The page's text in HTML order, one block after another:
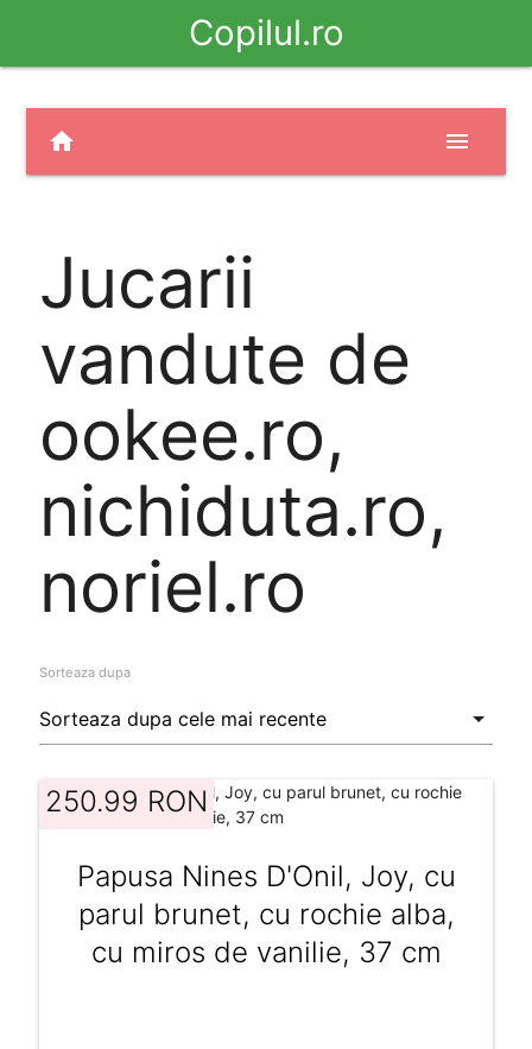
Copilul.ro
home menu
Jucarii
vandute de
ookee.ro,
nichiduta.ro,
noriel.ro
Sorteaza dupa
250.99 RON
Papusa Nines D'Onil, Joy, cu
parul brunet, cu rochie alba,
cu miros de vanilie, 37 cm